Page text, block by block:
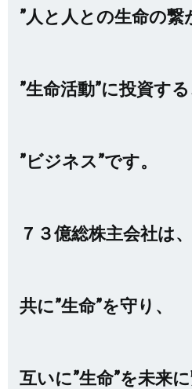
”人と人との生命の繋
”生命活動”に投資す
”ビジネス”です。
７３億総株主会社は、
共に”生命”を守り、
互いに”生命”を未来